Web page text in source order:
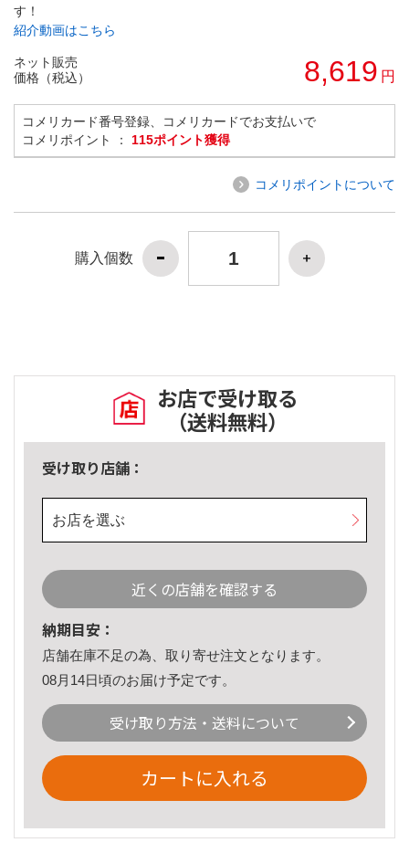
す！
紹介動画はこちら
ネット販売
価格（税込）
8,619 円
コメリカード番号登録、コメリカードでお支払いで
コメリポイント ： 115ポイント獲得
コメリポイントについて
購入個数
お店で受け取る
（送料無料）
受け取り店舗：
お店を選ぶ
近くの店舗を確認する
納期目安：
店舗在庫不足の為、取り寄せ注文となります。
08月14日頃のお届け予定です。
受け取り方法・送料について
カートに入れる